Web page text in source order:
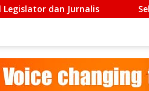
Sekda Tersangka Korupsi